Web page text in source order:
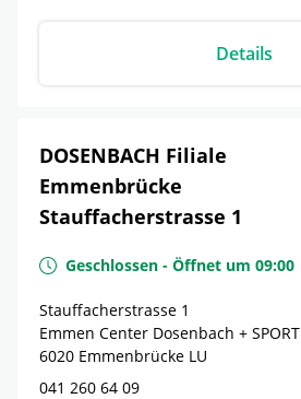
Details
DOSENBACH Filiale
Emmenbrücke
Stauffacherstrasse 1
Geschlossen - Öffnet um 09:00
Stauffacherstrasse 1
Emmen Center Dosenbach + SPORT
6020 Emmenbrücke LU
041 260 64 09